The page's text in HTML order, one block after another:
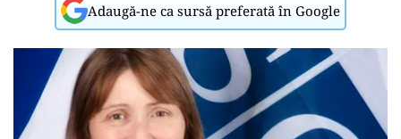
Adaugă-ne ca sursă preferată în Google